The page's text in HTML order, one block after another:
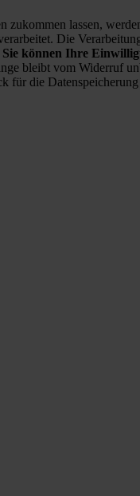
lassen,
Die
Sie können Ihre
bleibt vom Widerruf
die